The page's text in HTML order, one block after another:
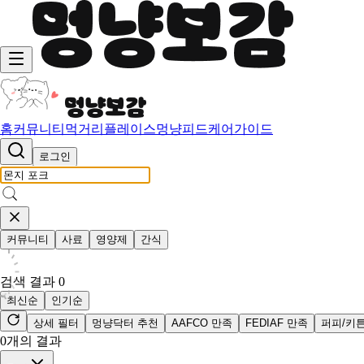
홈커뮤니티 먹거리 플레이스멍냥피드케어가이드
로그인
커뮤니티 사료 영양제 간식
검색 결과 0
최신순
인기순
상세 필터
멍냥닥터 추천 AAFCO 만족 FEDIAF 만족 퍼피/키
0개의 결과